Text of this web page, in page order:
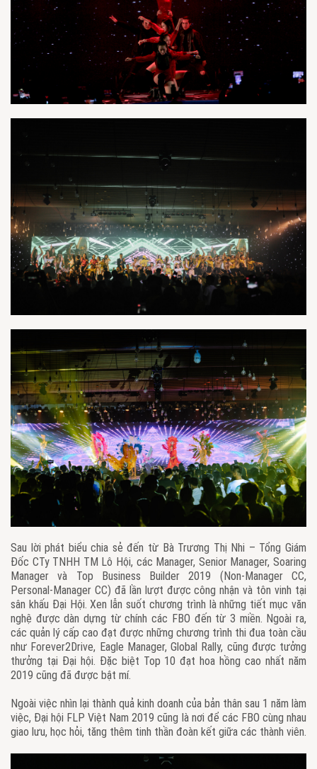
Sau lời phát biểu chia sẻ đến từ Bà Trương Thị Nhi – Tổng Giám
Đốc CTy TNHH TM Lô Hội, các Manager, Senior Manager, Soaring
Manager và Top Business Builder 2019 (Non-Manager CC,
Personal-Manager CC) đã lần lượt được công nhận và tôn vinh tại
sân khấu Đại Hội. Xen lẫn suốt chương trình là những tiết mục văn
nghệ được dàn dựng từ chính các FBO đến từ 3 miền. Ngoài ra,
các quản lý cấp cao đạt được những chương trình thi đua toàn cầu
như Forever2Drive, Eagle Manager, Global Rally, cũng được tưởng
thưởng tại Đại hội. Đặc biệt Top 10 đạt hoa hồng cao nhất năm
2019 cũng đã được bật mí.
Ngoài việc nhìn lại thành quả kinh doanh của bản thân sau 1 năm làm
việc, Đại hội FLP Việt Nam 2019 cũng là nơi để các FBO cùng nhau
giao lưu, học hỏi, tăng thêm tinh thần đoàn kết giữa các thành viên.